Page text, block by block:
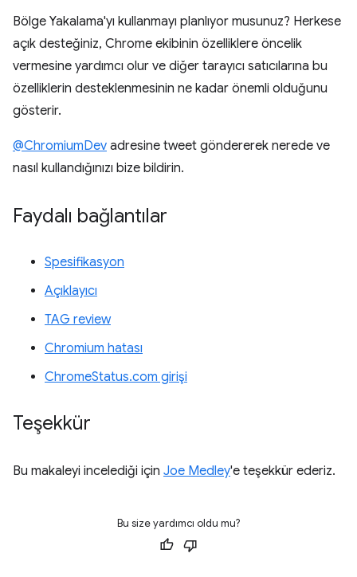
Bölge Yakalama'yı kullanmayı planlıyor musunuz? Herkese
açık desteğiniz, Chrome ekibinin özelliklere öncelik
vermesine yardımcı olur ve diğer tarayıcı satıcılarına bu
özelliklerin desteklenmesinin ne kadar önemli olduğunu
gösterir.
@ChromiumDev adresine tweet göndererek nerede ve
nasıl kullandığınızı bize bildirin.
Faydalı bağlantılar
Spesifikasyon
Açıklayıcı
TAG review
Chromium hatası
ChromeStatus.com girişi
Teşekkür
Bu makaleyi incelediği için Joe Medley'e teşekkür ederiz.
Bu size yardımcı oldu mu?